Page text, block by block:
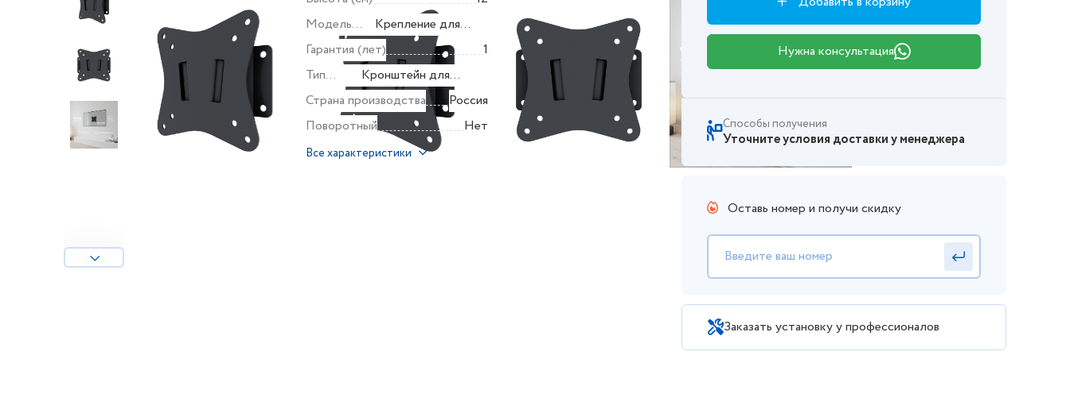
Модель
продукта
Крепление для
экрана или ТВ
Гарантия (лет)
1
Тип
продукта
Кронштейн для
крепления телевизора
Страна производства
Россия
Поворотный
Нет
Все характеристики
Нужна консультация
Способы получения
Уточните условия доставки у менеджера
Оставь номер и получи скидку
Заказать установку у профессионалов